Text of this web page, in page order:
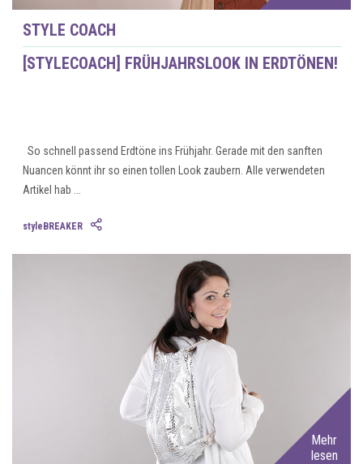
STYLE COACH
[STYLECOACH] FRÜHJAHRSLOOK IN ERDTÖNEN!
So schnell passend Erdtöne ins Frühjahr. Gerade mit den sanften
Nuancen könnt ihr so einen tollen Look zaubern. Alle verwendeten
Artikel hab ...
styleBREAKER
Mehr
lesen